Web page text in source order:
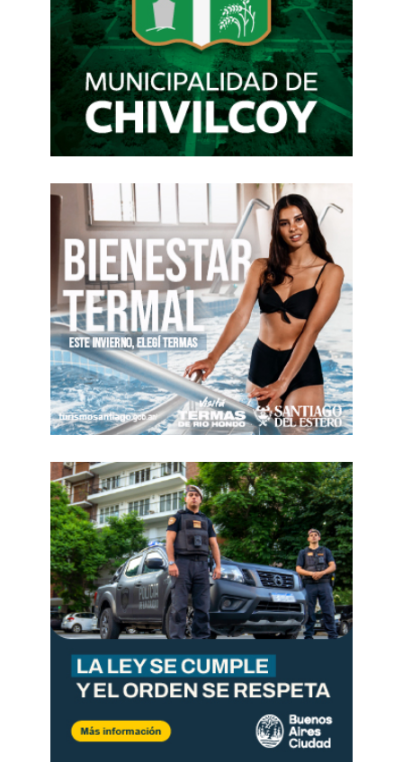
ámbitos más importantes de la cooperación,
como ‘años cruzados de la cultura’ y ‘años ruso-
chinos de cooperación en el ámbito de la
educación’.
«Quiero destacar que en Rusia se tiene un gran
logros en la cultura, el arte y la ciencia. Y nos
interesa que nuestros pueblos se acerquen, se
comprendan aún mejor y adopten todo lo bueno
que hay en las ricas tradiciones y el patrimonio
de ambos países», dijo Putin, al explicar que por
eso Moscú acoge con satisfacción
introduccióndel régimen sin visados sobre una
base recíproca.
«Esto no solo contribuye a dinamizar
los intercambios comerciales y
turísticos, sino que tambiénabre
nuevas oportunidadespara la
comunicación y el establecimiento de
contactos entre los ciudadanos de
Rusia y China», concluyó.
La visita oficial de Vladímir Putin coincide